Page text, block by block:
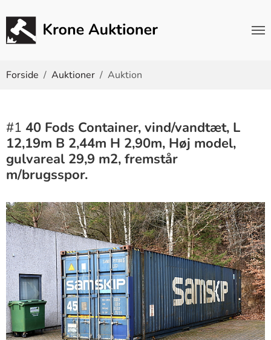
Forside Auktioner Auktion
#1 40 Fods Container, vind/vandtæt, L
12,19m B 2,44m H 2,90m, Høj model,
gulvareal 29,9 m2, fremstår
m/brugsspor.